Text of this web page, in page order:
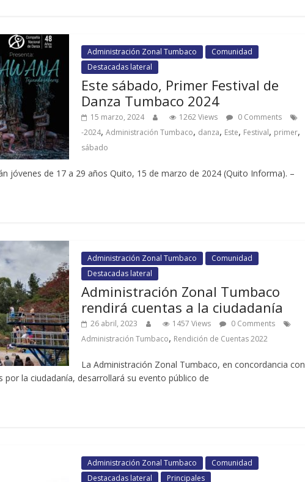
Administración Zonal Tumbaco
Comunidad
Destacadas lateral
Este sábado, Primer Festival de
Danza Tumbaco 2024
15 marzo, 2024 1262 Views
0 Comments
-2024, Administración Tumbaco, danza, Este, Festival, primer,
sábado
jóvenes de 17 a 29 años Quito, 15 de marzo de 2024 (Quito Informa). –
Administración Zonal Tumbaco
Comunidad
Destacadas lateral
Administración Zonal Tumbaco
rendirá cuentas a la ciudadanía
26 abril, 2023 1457 Views
0 Comments
Administración Tumbaco, Rendición de Cuentas 2022
La Administración Zonal Tumbaco, en concordancia con
la ciudadanía, desarrollará su evento público de
Administración Zonal Tumbaco
Comunidad
Destacadas lateral
Principales